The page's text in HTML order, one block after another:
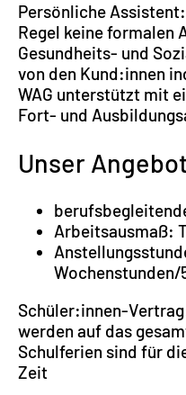
Persönliche
Regel keine formalen
Gesundheits- und
von den Kund:innen
WAG unterstützt mit
Fort- und
Unser
Arbeitsausmaß:
Wochenstunden/
Schüler:innen-
werden auf das
Schulferien sind für
Zeit